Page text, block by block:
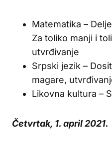
Matematika –
Za toliko manji i
utvrđivanje
Srpski jezik –
magare,
Likovna kultura –
Četvrtak, 1. april 2021.